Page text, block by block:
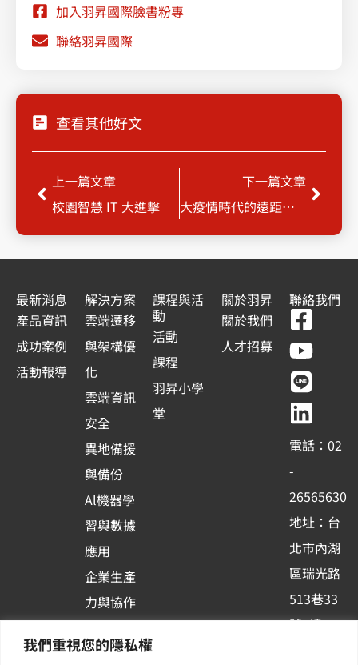
我們重視您的隱私權
加入羽昇國際臉書粉專
聯絡羽昇國際
查看其他好文
上一頁
上一篇文章
校園智慧 IT 大進擊
下一篇文章
大疫情時代的遠距必備戰技
下一
最新消息
產品資訊
成功案例
活動報導
解決方案
雲端遷移
與架構優
化
雲端資訊
安全
異地備援
與備份
Al機器學
習與數據
應用
企業生產
力與協作
台應用
課程與活
動
活動
課程
羽昇小學
堂
關於羽昇
關於我們
人才招募
聯絡我們
F
a
c
e
b
o
o
k
-
s
q
u
a
r
Y
o
u
t
u
b
e
L
i
n
e
L
i
n
k
e
d
i
n
電話：02
-
26565630
地址：台
北市內湖
區瑞光路
513巷33
號6樓